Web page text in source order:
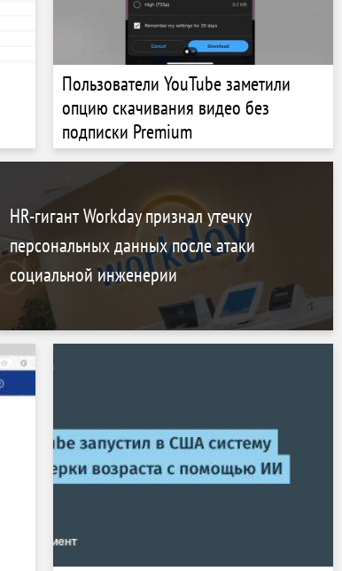
Пользователи YouTube заметили
опцию скачивания видео без
подписки Premium
HR-гигант Workday признал утечку
персональных данных после атаки
социальной инженерии